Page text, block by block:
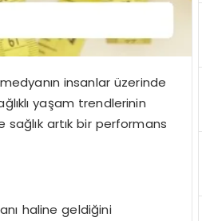
insanlar üzerinde
yaşam trendlerinin
artık bir performans
haline geldiğini